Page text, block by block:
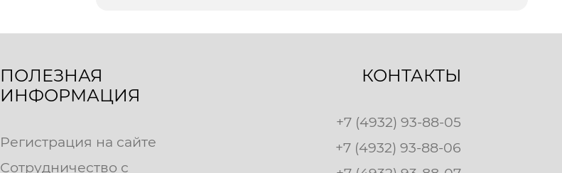
ПОЛЕЗНАЯ
ИНФОРМАЦИЯ
Регистрация на сайте
Сотрудничество с
КОНТАКТЫ
+7 (4932) 93-88-05
+7 (4932) 93-88-06